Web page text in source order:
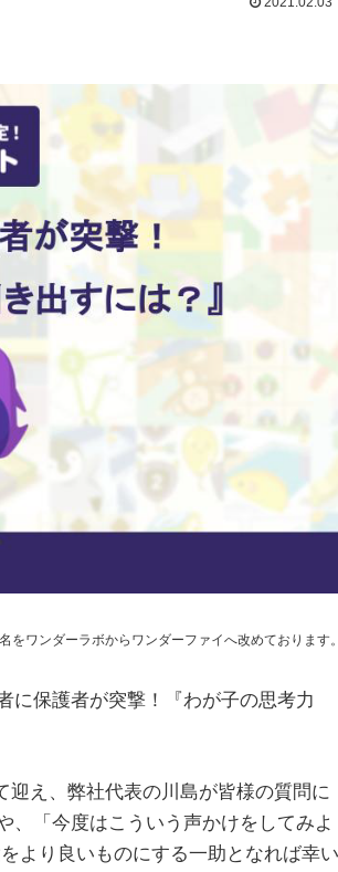
をワンダーラボからワンダーファイへ改めております
に保護者が突撃！『わが子の思考力
え、弊社代表の川島が皆様の質問に
、「今度はこういう声かけをしてみよ
より良いものにする一助となれば幸い